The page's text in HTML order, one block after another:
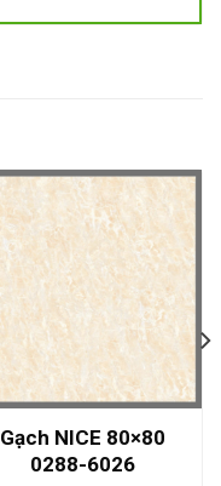
Gạch NICE 80×80
0288-6026